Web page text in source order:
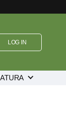
LOG IN